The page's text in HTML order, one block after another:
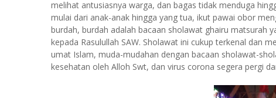
melihat antusiasnya warga, dan bagas tidak menduga
mulai dari anak-anak hingga yang tua, ikut pawai obor
burdah, burdah adalah bacaan sholawat ghairu matsurah
kepada Rasulullah SAW. Sholawat ini cukup terkenal dan
umat Islam, muda-mudahan dengan bacaan sholawat-
kesehatan oleh Alloh Swt, dan virus corona segera pergi